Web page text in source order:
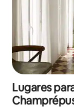
Lugares